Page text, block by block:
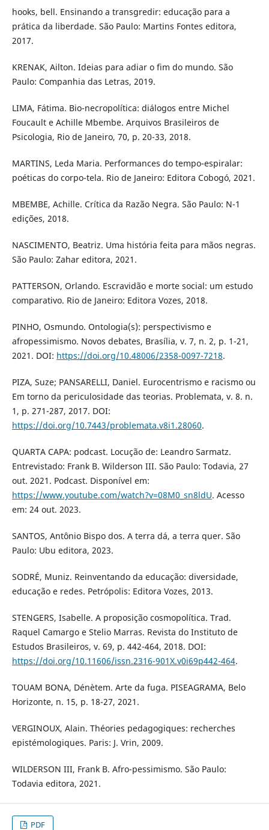
hooks, bell. Ensinando a transgredir: educação para a
prática da liberdade. São Paulo: Martins Fontes editora,
2017.
KRENAK, Ailton. Ideias para adiar o fim do mundo. São
Paulo: Companhia das Letras, 2019.
LIMA, Fátima. Bio-necropolítica: diálogos entre Michel
Foucault e Achille Mbembe. Arquivos Brasileiros de
Psicologia, Rio de Janeiro, 70, p. 20-33, 2018.
MARTINS, Leda Maria. Performances do tempo-espiralar:
poéticas do corpo-tela. Rio de Janeiro: Editora Cobogó, 2021.
MBEMBE, Achille. Crítica da Razão Negra. São Paulo: N-1
edições, 2018.
NASCIMENTO, Beatriz. Uma história feita para mãos negras.
São Paulo: Zahar editora, 2021.
PATTERSON, Orlando. Escravidão e morte social: um estudo
comparativo. Rio de Janeiro: Editora Vozes, 2018.
PINHO, Osmundo. Ontologia(s): perspectivismo e
afropessimismo. Novos debates, Brasília, v. 7, n. 2, p. 1-21,
2021. DOI: https://doi.org/10.48006/2358-0097-7218.
PIZA, Suze; PANSARELLI, Daniel. Eurocentrismo e racismo ou
Em torno da periculosidade das teorias. Problemata, v. 8. n.
1, p. 271-287, 2017. DOI:
https://doi.org/10.7443/problemata.v8i1.28060.
QUARTA CAPA: podcast. Locução de: Leandro Sarmatz.
Entrevistado: Frank B. Wilderson III. São Paulo: Todavia, 27
out. 2021. Podcast. Disponível em:
https://www.youtube.com/watch?v=08M0_sn8ldU. Acesso
em: 24 out. 2023.
SANTOS, Antônio Bispo dos. A terra dá, a terra quer. São
Paulo: Ubu editora, 2023.
SODRÉ, Muniz. Reinventando da educação: diversidade,
educação e redes. Petrópolis: Editora Vozes, 2013.
STENGERS, Isabelle. A proposição cosmopolítica. Trad.
Raquel Camargo e Stelio Marras. Revista do Instituto de
Estudos Brasileiros, v. 69, p. 442-464, 2018. DOI:
https://doi.org/10.11606/issn.2316-901X.v0i69p442-464.
TOUAM BONA, Dénètem. Arte da fuga. PISEAGRAMA, Belo
Horizonte, n. 15, p. 18-27, 2021.
VERGINOUX, Alain. Théories pedagogiques: recherches
epistémologiques. Paris: J. Vrin, 2009.
WILDERSON III, Frank B. Afro-pessimismo. São Paulo:
Todavia editora, 2021.
PDF